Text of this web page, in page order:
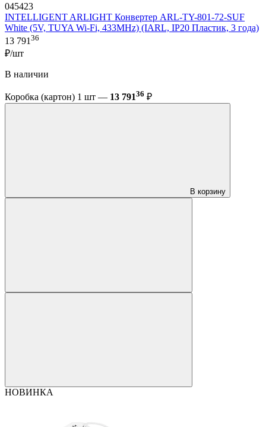
045423
INTELLIGENT ARLIGHT Конвертер ARL-TY-801-72-SUF
White (5V, TUYA Wi-Fi, 433MHz) (IARL, IP20 Пластик, 3 года)
13 791 36
₽/шт
В наличии
Коробка (картон) 1 шт — 13 79136 ₽
В корзину
НОВИНКА